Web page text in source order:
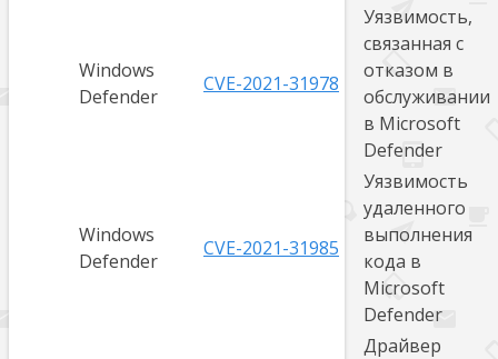
Windows
Defender
CVE-2021-31978
Уязвимость,
связанная с
отказом в
обслуживании
в Microsoft
Defender
Windows
Defender
CVE-2021-31985
Уязвимость
удаленного
выполнения
кода в
Microsoft
Defender
Драйвер